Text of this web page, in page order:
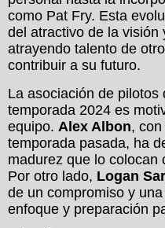
como Pat Fry. Esta
del atractivo de la visión
atrayendo talento de
contribuir a su futuro.
La asociación de pilotos
temporada 2024 es
equipo. Alex Albon,
temporada pasada, ha
madurez que lo colocan
Por otro lado, Logan
de un compromiso y
enfoque y preparación